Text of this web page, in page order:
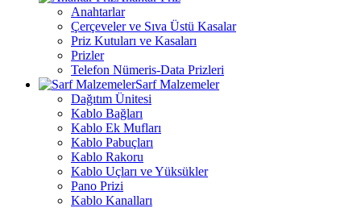
Anahtarlar
Çerçeveler ve Sıva Üstü Kasalar
Priz Kutuları ve Kasaları
Prizler
Telefon Nümeris-Data Prizleri
Sarf Malzemeler
Dağıtım Ünitesi
Kablo Bağları
Kablo Ek Mufları
Kablo Pabuçları
Kablo Rakoru
Kablo Uçları ve Yüksükler
Pano Prizi
Kablo Kanalları